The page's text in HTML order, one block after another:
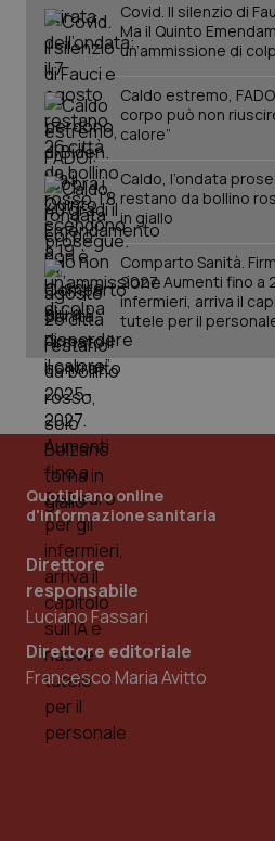
Covid. Il silenzio di
Ma il Quinto
un’ammissione di
Caldo estremo,
corpo può non
calore”
Caldo, l’ondata
restano da bollino
in giallo
Comparto Sanità.
2027. Aumenti fino a
infermieri, arriva il
tutele per il
Quotidiano online
d'informazione sanitaria
Direttore
responsabile
Luciano Fassari
Direttore editoriale
Francesco Maria Avitto
PHPSESSID